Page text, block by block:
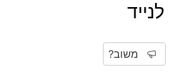
משוב?